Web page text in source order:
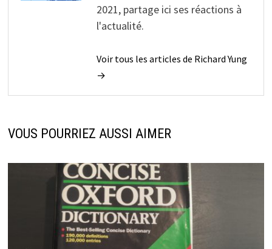
2021, partage ici ses réactions à
l'actualité.
Voir tous les articles de Richard Yung
→
VOUS POURRIEZ AUSSI AIMER